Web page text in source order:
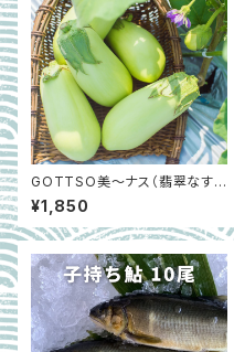
GOTTSO美〜ナス（翡翠なす）
6本｜とろける食感｜徳島県阿
波市 ※7月上旬〜10月中旬
¥1,850